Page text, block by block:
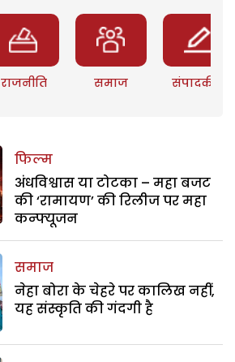
राजनीति समाज संपादकीय
फिल्म
अंधविश्वास या टोटका – महा बजट
की ‘रामायण’ की रिलीज पर महा
कन्फ्यूजन
समाज
नेहा बोरा के चेहरे पर कालिख नहीं,
यह संस्कृति की गंदगी है